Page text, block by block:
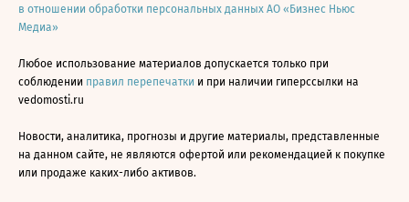
в отношении обработки персональных данных АО «Бизнес Ньюс
Медиа»
Любое использование материалов допускается только при
соблюдении правил перепечатки и при наличии гиперссылки на
vedomosti.ru
Новости, аналитика, прогнозы и другие материалы, представленные
на данном сайте, не являются офертой или рекомендацией к покупке
или продаже каких-либо активов.